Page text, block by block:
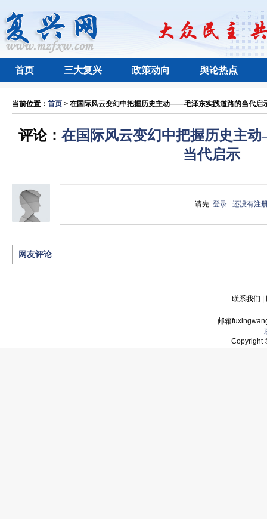
首页 三大复兴 政策动向 舆论热点
当前位置： 首页 > 在国际风云变幻中把握历史主动——毛泽东实践道路的当代启
评论： 在国际风云变幻中把握历史主
当代启示
请先登录 还没有注
网友评论
联系我们
邮箱
Copyright